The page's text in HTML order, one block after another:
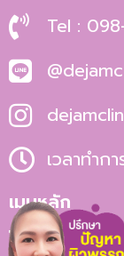
Tel :
เวลาทำก
เมนูหลัก